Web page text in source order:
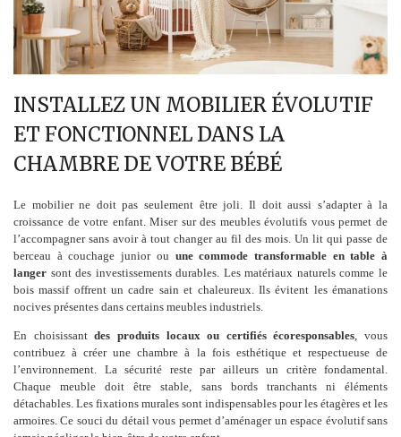
INSTALLEZ UN MOBILIER ÉVOLUTIF
ET FONCTIONNEL DANS LA
CHAMBRE DE VOTRE BÉBÉ
Le mobilier ne doit pas seulement être joli. Il doit aussi s’adapter à la
croissance de votre enfant. Miser sur des meubles évolutifs vous permet de
l’accompagner sans avoir à tout changer au fil des mois. Un lit qui passe de
berceau à couchage junior ou une commode transformable en table à
langer sont des investissements durables. Les matériaux naturels comme le
bois massif offrent un cadre sain et chaleureux. Ils évitent les émanations
nocives présentes dans certains meubles industriels.
En choisissantdes produits locaux ou certifiés écoresponsables , vous
contribuez à créer une chambre à la fois esthétique et respectueuse de
l’environnement. La sécurité reste par ailleurs un critère fondamental.
Chaque meuble doit être stable, sans bords tranchants ni éléments
détachables. Les fixations murales sont indispensables pour les étagères et les
armoires. Ce souci du détail vous permet d’aménager un espace évolutif sans